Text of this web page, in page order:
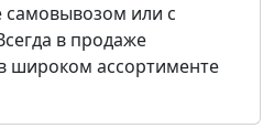
самовывозом или с
в продаже
широком ассортименте